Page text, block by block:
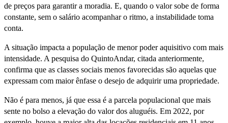
de preços para garantir a moradia. E, quando o valor sobe de forma
constante, sem o salário acompanhar o ritmo, a instabilidade toma
conta.
A situação impacta a população de menor poder aquisitivo com mais
intensidade. A pesquisa do QuintoAndar, citada anteriormente,
confirma que as classes sociais menos favorecidas são aquelas que
expressam com maior ênfase o desejo de adquirir uma propriedade.
Não é para menos, já que essa é a parcela populacional que mais
sente no bolso a elevação do valor dos aluguéis. Em 2022, por